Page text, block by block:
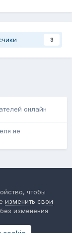
3
онлайн
не
чтобы
изменить свои
изменения